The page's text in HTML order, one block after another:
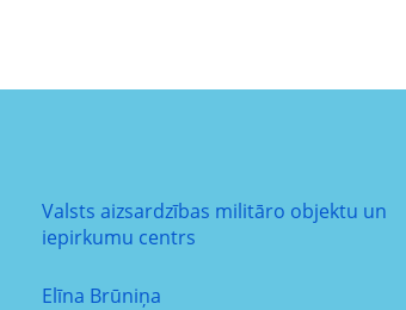
Valsts aizsardzības militāro objektu un
iepirkumu centrs
Elīna Brūniņa